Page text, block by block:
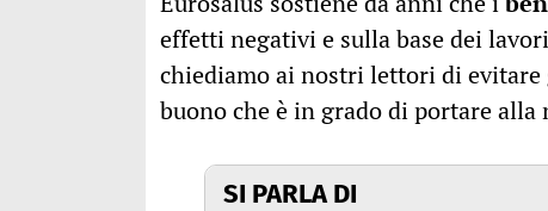
effetti negativi e sulla base dei
chiediamo ai nostri lettori di evitare
buono che è in grado di portare alla
SI PARLA DI